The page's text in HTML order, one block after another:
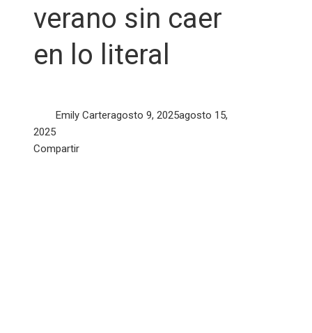
verano sin caer
en lo literal
Emily Carteragosto 9, 2025agosto 15,
2025
Facebook
Twitter
LinkedIn
Pinterest
Stumbleupon
Email
Compartir